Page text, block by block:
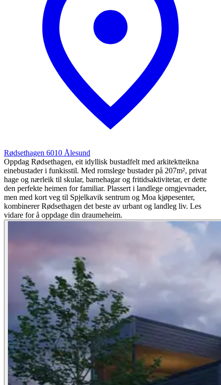
Rødsethagen 6010 Ålesund
Oppdag Rødsethagen, eit idyllisk bustadfelt med arkitektteikna
einebustader i funkisstil. Med romslege bustader på 207m², privat
hage og nærleik til skular, barnehagar og fritidsaktivitetar, er dette
den perfekte heimen for familiar. Plassert i landlege omgjevnader,
men med kort veg til Spjelkavik sentrum og Moa kjøpesenter,
kombinerer Rødsethagen det beste av urbant og landleg liv. Les
vidare for å oppdage din draumeheim.